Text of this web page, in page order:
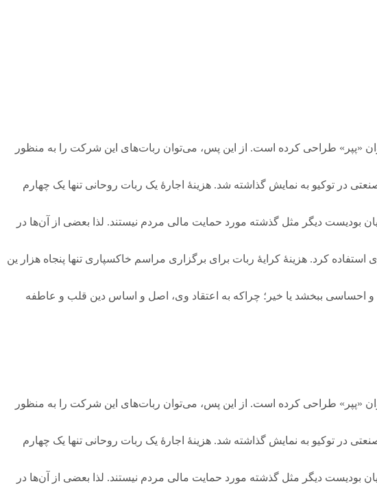
«پپر» طراحی کرده است. از این پس، می‌توان ربات‌های این شرکت را به منظور
در توکیو به نمایش گذاشته شد. هزینۀ اجارۀ یک ربات روحانی تنها یک چهارم
بودیست دیگر مثل گذشته مورد حمایت مالی مردم نیستند. لذا بعضی از آن‌ها در
کرد. هزینۀ کرایۀ ربات برای برگزاری مراسم خاکسپاری تنها پنجاه هزار ین
و احساسی ببخشد یا خیر؛ چراکه به اعتقاد وی، اصل و اساس دین قلب و عاطفه
«پپر» طراحی کرده است. از این پس، می‌توان ربات‌های این شرکت را به منظور
در توکیو به نمایش گذاشته شد. هزینۀ اجارۀ یک ربات روحانی تنها یک چهارم
بودیست دیگر مثل گذشته مورد حمایت مالی مردم نیستند. لذا بعضی از آن‌ها در